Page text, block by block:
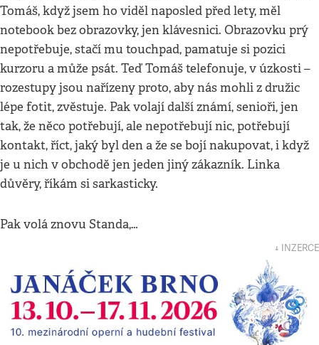
Tomáš, když jsem ho viděl naposled před lety, měl
notebook bez obrazovky, jen klávesnici. Obrazovku prý
nepotřebuje, stačí mu touchpad, pamatuje si pozici
kurzoru a může psát. Teď Tomáš telefonuje, v úzkosti –
rozestupy jsou nařízeny proto, aby nás mohli z družic
lépe fotit, zvěstuje. Pak volají další známí, senioři, jen
tak, že něco potřebují, ale nepotřebují nic, potřebují
kontakt, říct, jaký byl den a že se bojí nakupovat, i když
je u nich v obchodě jen jeden jiný zákazník. Linka
důvěry, říkám si sarkasticky.
Pak volá znovu Standa,…
↓ INZERCE